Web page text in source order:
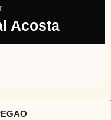
Acosta